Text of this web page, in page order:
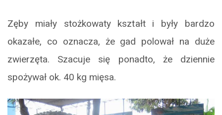
Zęby miały stożkowaty kształt i były bardzo
okazałe, co oznacza, że gad polował na duże
zwierzęta. Szacuje się ponadto, że dziennie
spożywał ok. 40 kg mięsa.